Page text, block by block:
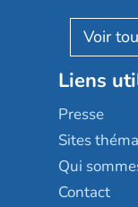
Reseda
Stella
Les
Sérénys
Résidalya
Groupe
AGE
Liens
Presse
Sites
Qui
Contact